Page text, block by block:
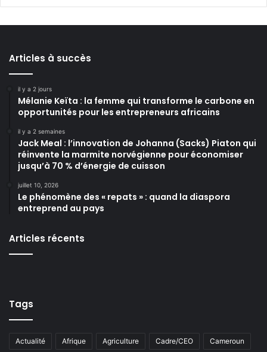
Articles à succès
il y a 2 jours
Mélanie Keïta : la femme qui transforme le carbone en
opportunités pour les entrepreneurs africains
il y a 2 semaines
Jack Meal : l’innovation de Johanna (Sacks) Piaton qui
réinvente la marmite norvégienne pour économiser
jusqu’à 70 % d’énergie de cuisson
juillet 10, 2026
Le phénomène des « repats » : quand la diaspora
entreprend au pays
Articles récents
Tags
Actualité Afrique Agriculture Cadre/CEO Cameroun